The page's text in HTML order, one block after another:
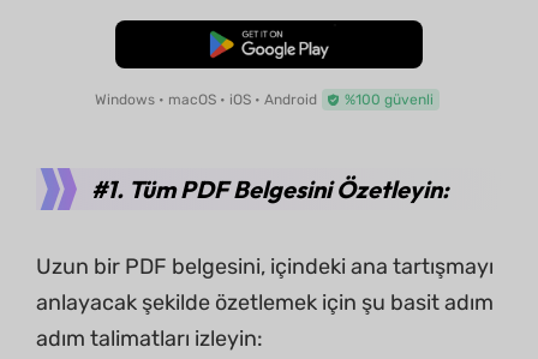
Ücretsiz İndirme
Windows • macOS • iOS • Android %100 güvenli
#1. Tüm PDF Belgesini Özetleyin:
Uzun bir PDF belgesini, içindeki ana tartışmayı
anlayacak şekilde özetlemek için şu basit adım
adım talimatları izleyin: